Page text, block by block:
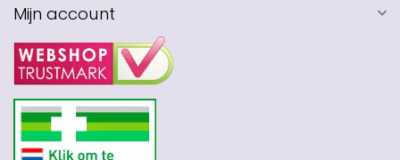
Mijn account